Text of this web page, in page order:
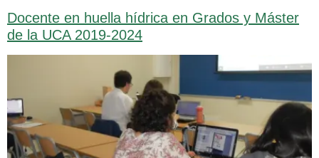
Docente en huella hídrica en Grados y Máster
de la UCA 2019-2024